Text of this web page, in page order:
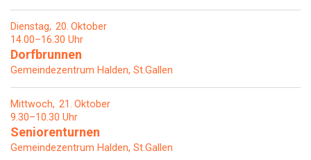
Dienstag 20 Oktober
14.00–16.30 Uhr
Dorfbrunnen
Gemeindezentrum Halden, St.Gallen
Mittwoch 21 Oktober
9.30–10.30 Uhr
Seniorenturnen
Gemeindezentrum Halden, St.Gallen